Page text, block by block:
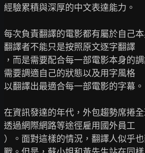
經驗累積與深厚的中文表達能力。
每次負責翻譯的電影都有屬於自己
翻譯者不能只是按照原文逐字翻譯
，而是需要配合每一部電影本身的
需要調適自己的狀態以及用字風格
以翻譯出最適合每一部電影的字幕。
在資訊發達的年代，外包趨勢席捲
透過網際網路等途徑雇用國外員工
）。面對這樣的情況，翻譯人似乎